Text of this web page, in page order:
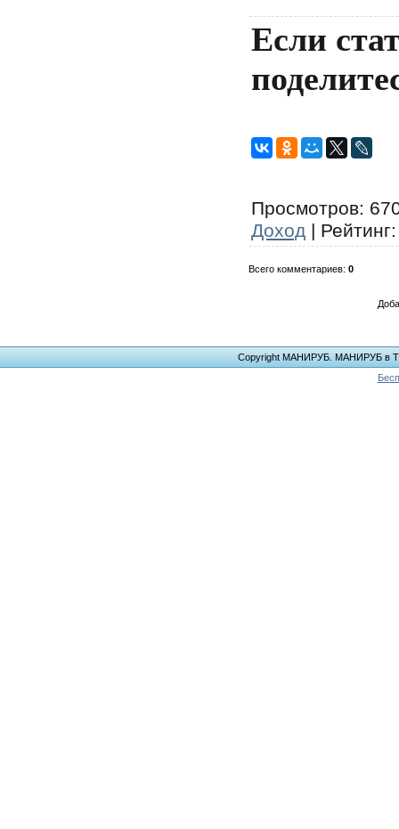
Если
Просмотров:
Доход | Рейтинг
Всего комментариев:0
Copyright МАНИРУБ. МАНИРУБ в